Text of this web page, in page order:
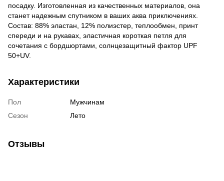
посадку. Изготовленная из качественных материалов, она
станет надежным спутником в ваших аква приключениях.
Состав: 88% эластан, 12% полиэстер, теплообмен, принт
спереди и на рукавах, эластичная короткая петля для
сочетания с бордшортами, солнцезащитный фактор UPF
50+UV.
Характеристики
Пол
Мужчинам
Сезон
Лето
Отзывы